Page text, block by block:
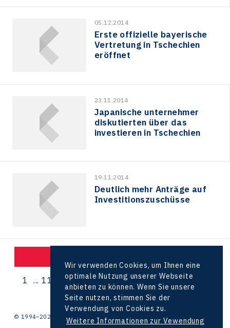
05.12.2014
Erste offizielle bayerische
Vertretung in Tschechien
eröffnet
23.11.2014
Japanische unternehmer
diskutierten über das
investieren in Tschechien
19.11.2014
Deutlich mehr Anträge auf
Investitionszuschüsse
1 ... 11 12 13 14 15 16 17 18 19 20
21
© 1994–2026 CzechInvest | .
Wir verwenden Cookies, um Ihnen eine
optimale Nutzung unserer Webseite
anbieten zu können. Wenn Sie unsere
Seite nutzen, stimmen Sie der
Verwendung von Cookies zu.
Weitere Informationen zur Vewendung